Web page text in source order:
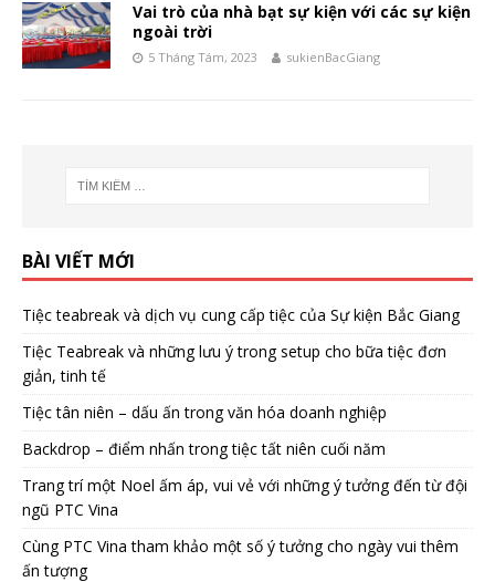
Vai trò của nhà bạt sự kiện với các sự kiện
ngoài trời
5 Tháng Tám, 2023 sukienBacGiang
BÀI VIẾT MỚI
Tiệc teabreak và dịch vụ cung cấp tiệc của Sự kiện Bắc Giang
Tiệc Teabreak và những lưu ý trong setup cho bữa tiệc đơn
giản, tinh tế
Tiệc tân niên – dấu ấn trong văn hóa doanh nghiệp
Backdrop – điểm nhấn trong tiệc tất niên cuối năm
Trang trí một Noel ấm áp, vui vẻ với những ý tưởng đến từ đội
ngũ PTC Vina
Cùng PTC Vina tham khảo một số ý tưởng cho ngày vui thêm
ấn tượng